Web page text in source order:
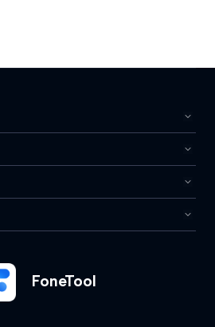
FoneTool